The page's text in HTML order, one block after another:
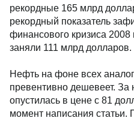
увеличивать баланс в
сектор. За неделю с 8 по
почти на 300 млрд
этим американские банки
рекордный показатель
финансового кризиса
банки заняли 111 млрд